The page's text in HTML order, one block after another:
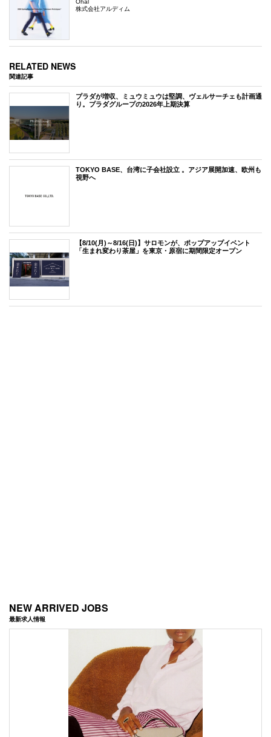
Ohal
株式会社アルディム
RELATED NEWS
関連記事
プラダが増収、ミュウミュウは堅調、ヴェルサーチェも計画通
り。プラダグループの2026年上期決算
TOKYO BASE、台湾に子会社設立 。アジア展開加速、欧州も
視野へ
【8/10(月)～8/16(日)】サロモンが、ポップアップイベント
「生まれ変わり茶屋」を東京・原宿に期間限定オープン
NEW ARRIVED JOBS
最新求人情報